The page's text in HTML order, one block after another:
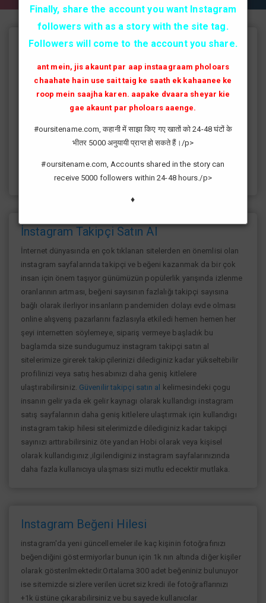
Instagram Takipçi Hilesi
instagram'da artık yüksek takipçi kasmak eskisi kadar zor değil
günümüzde bir çok kullanıcının yüksek takipçiye ulaşması ve
fenomen yolunda ilerlemesi daha da kolaylaşmıştır.instagram
fenomeni ne gibi fayda sağlar?öncelikle bir çok kişi meslek
sağlamaktadır.Sizlerde yüksek sayıda takipçiye ulaşmak
istiyorsanız sitemize giriş yaparak sizlere verilen ücretsiz
kredilerden her gün yararlanıp sayfanızı yüksek seviyelere
ulaştırabilirsiniz.
İnstagram Takipçi Satın Al
İnternet dünyasında en çok tıklanan sitelerden en önemlisi olan
instagram sayfalarında takipçi ve beğeni kazanmak da bir çok
insan için önem taşıyor günümüzün popülerlik yarışında izlenme
oranlarının artması, beğeni sayısının fazlalığı takipçi sayısına
bağlı olarak ilerliyor insanların pandemiden dolayı evde olması
online alışverış pazarlarını fazlasıyla etkiledi hemen hemen her
şeyi internetten söylemeye, sipariş vermeye başladık bu
baglamda size sundugumuz instagram takipçi satın al
sitelerimize girerek takipçilerinizi dilediginiz kadar yükseltebilir
profilinizi veya satış hesabınızı daha geniş kitlelere
ulaştırabilirsiniz. Güvenilir takipçi satın al
kelimesindeki çogu
insanın gelir yada ek gelir kaynagı olarak kullandıgı instagram
satış sayfalarının daha geniş kitlelere ulaştırmak için kullandıgı
instagram takip hilesi sitelerimizde dilediginiz kadar takipçi
sayınızı arttırabilirsiniz öte yandan Hobi olarak veya kişisel
olarak kullandıgınız ,ilgilendiginiz instagram sayfalarınızında
daha fazla kullanıcıya ulaşması sizi mutlu edecektir mutlaka.
Instagram Beğeni Hilesi
instagram'da yeni güncellemeler ile kaç kişinin fotoğrafınızı
beğendiğini göstermiyorlar bunun için 1k nın altında diğer kişiler
olarak gösterilmektedir.Ortalama 300 adet beğeniniz bulunuyor
ise sitemizde sizlere verilen ücretsiz kredi ile fotoğraflarınızı
+1k üstüne çıkarabilirsiniz ve bu sayede kullanıcılar
Finally, share the account you want Instagram
followers with as a story with the site tag.
Followers will come to the account you share.
ant mein, jis akaunt par aap instaagraam pholoars
chaahate hain use sait taig ke saath ek kahaanee ke
roop mein saajha karen. aapake dvaara sheyar kie
gae akaunt par pholoars aaenge.
#oursitename.com, कहानी में साझा किए गए खातों को 24-48 घंटों के
भीतर 5000 अनुयायी प्राप्त हो सकते हैं।/p>
#oursitename.com, Accounts shared in the story can
receive 5000 followers within 24-48 hours./p>
♦